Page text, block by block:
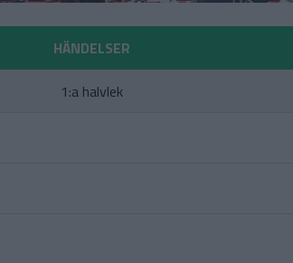
HÄNDELSER
1:a halvlek